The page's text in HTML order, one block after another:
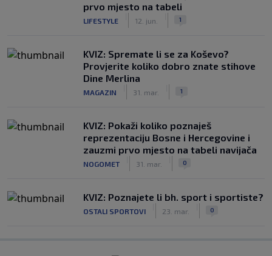
prvo mjesto na tabeli
LIFESTYLE 12. jun. 1
KVIZ: Spremate li se za Koševo?
Provjerite koliko dobro znate stihove
Dine Merlina
MAGAZIN 31. mar. 1
KVIZ: Pokaži koliko poznaješ
reprezentaciju Bosne i Hercegovine i
zauzmi prvo mjesto na tabeli navijača
NOGOMET 31. mar. 0
KVIZ: Poznajete li bh. sport i sportiste?
OSTALI SPORTOVI 23. mar. 0